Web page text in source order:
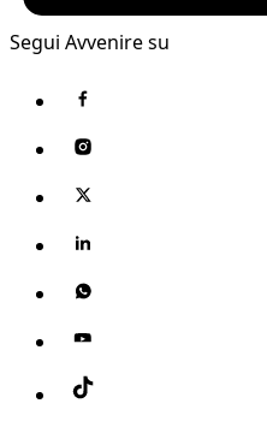
Segui Avvenire su